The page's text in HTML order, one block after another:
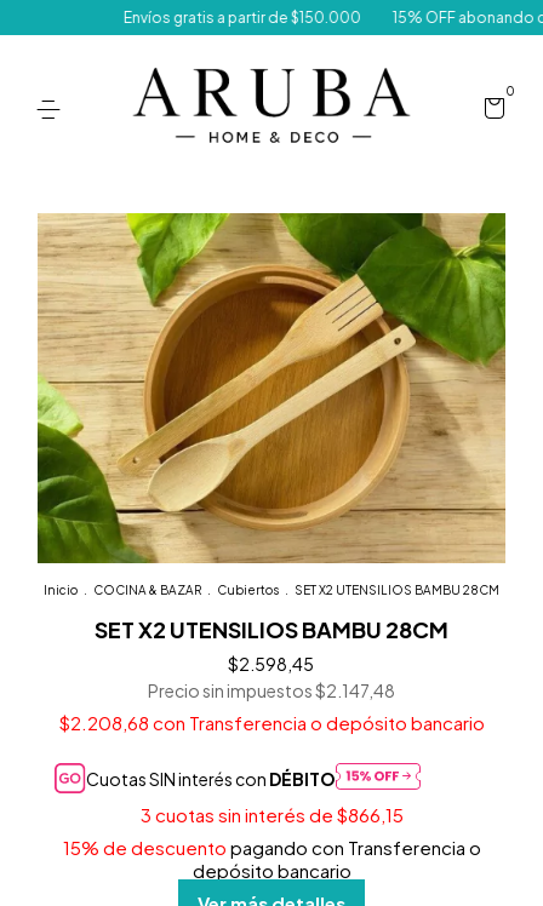
Envíos gratis a partir de $150.000 15% OFF abonando
0
Inicio COCINA & BAZAR Cubiertos SET X2 UTENSILIOS BAMBU 28CM
SET X2 UTENSILIOS BAMBU 28CM
$2.598,45
Precio sin impuestos$2.147,48
$2.208,68 con Transferencia o depósito bancario
Cuotas SIN interés con DÉBITO
3 cuotas sin interés de $866,15
15% de descuento pagando con Transferencia o
depósito bancario